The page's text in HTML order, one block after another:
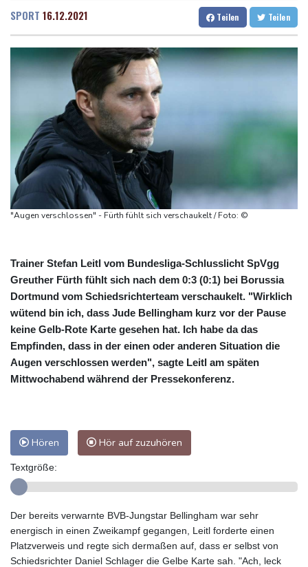
Dresden
Wien
22 °C
Baden-Baden
13 °C
Militärverwaltung: Mindestens drei Tote durch russische Angriffe
BUND kritisiert Lockerung von Sonntagsfahrverbot für Lkw - BDI
begrüßt es
Kolumbien: Neuer Präsident kündigt "unermüdlichen" Kampf
gegen Drogengewalt an
BUND kritisiert Lockerung von Sonn- und Feiertagsfahrverbot für
Lastwagen
Trump spricht nach Ballsaal-Urteil von "nationaler Schande"
SPORT 16.12.2021 Teilen Teilen
"Augen verschlossen" - Fürth fühlt sich verschaukelt / Foto: ©
Trainer Stefan Leitl vom Bundesliga-Schlusslicht SpVgg
Greuther Fürth fühlt sich nach dem 0:3 (0:1) bei Borussia
Dortmund vom Schiedsrichterteam verschaukelt. "Wirklich
wütend bin ich, dass Jude Bellingham kurz vor der Pause
keine Gelb-Rote Karte gesehen hat. Ich habe da das
Empfinden, dass in der einen oder anderen Situation die
Augen verschlossen werden", sagte Leitl am späten
Mittwochabend während der Pressekonferenz.
Hören Hör auf zuzuhören
Textgröße:
Der bereits verwarnte BVB-Jungstar Bellingham war sehr
energisch in einen Zweikampf gegangen, Leitl forderte einen
Platzverweis und regte sich dermaßen auf, dass er selbst von
Schiedsrichter Daniel Schlager die Gelbe Karte sah. "Ach, leck